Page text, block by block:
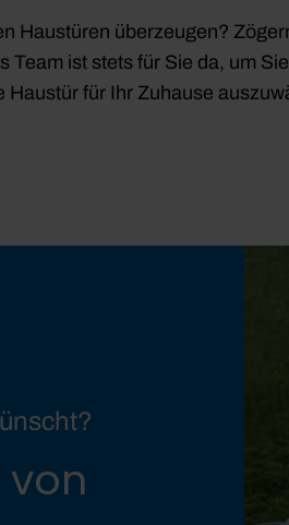
Haustüren überzeugen?
Team ist stets für Sie da, um
für Ihr Zuhause
von